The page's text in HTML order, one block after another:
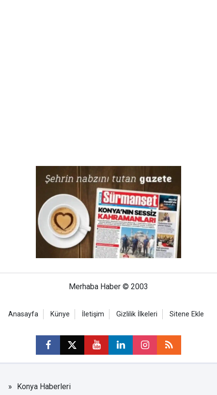
Merhaba Haber © 2003
Anasayfa Künye İletişim Gizlilik İlkeleri Sitene Ekle
Konya Haberleri